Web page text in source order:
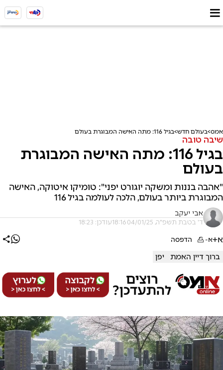
אמס בעולם חדש בגיל 116: מתה האישה המבוגרת בעולם
שיבה טובה
בגיל 116: מתה האישה המבוגרת
בעולם
"אהבה בננות ומשקה יוגורט יפני": טומיקו איטוקה, האישה
המבוגרת ביותר בעולם, הלכה לעולמה בגיל 116
אבי יעקב
ד' בטבת תשפ"ה, 04/01/25 18:16 עודכן: 18:23
א+א- הדפסה
ברוך דיין האמת יפן